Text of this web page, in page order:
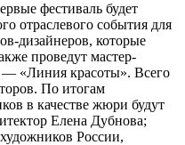
фестиваль будет
отраслевого события для
дизайнеров, которые
проведут мастер-
— «Линия красоты». Всего
По итогам
в качестве жюри будут
Елена Дубнова;
России,